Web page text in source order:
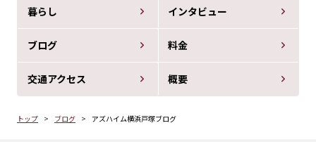
暮らし インタビュー
ブログ 料金
交通アクセス 概要
トップ ブログ アズハイム横浜戸塚ブログ